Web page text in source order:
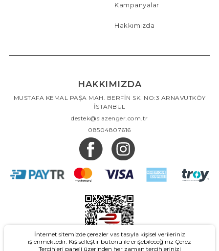
Kampanyalar
Hakkımızda
HAKKIMIZDA
MUSTAFA KEMAL PAŞA MAH. BERFİN SK. NO:3 ARNAVUTKÖY
İSTANBUL
destek@slazenger.com.tr
08504807616
İnternet sitemizde çerezler vasıtasıyla kişisel verileriniz
işlenmektedir. Kişiselleştir butonu ile erişebileceğiniz Çerez
Tercihleri paneli üzerinden her zaman tercihlerinizi